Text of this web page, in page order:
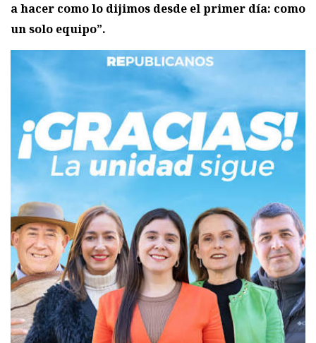
a hacer como lo dijimos desde el primer día: como
un solo equipo”.